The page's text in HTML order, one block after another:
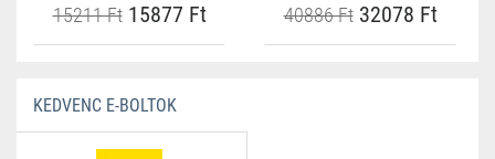
15211 Ft15877 Ft 40886 Ft32078 Ft
KEDVENC E-BOLTOK